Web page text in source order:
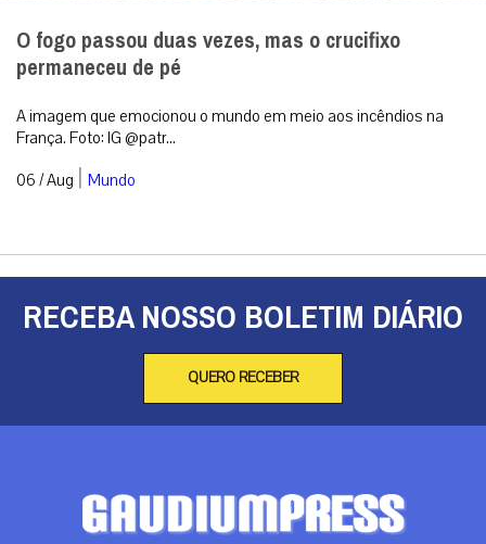
O fogo passou duas vezes, mas o crucifixo
permaneceu de pé
A imagem que emocionou o mundo em meio aos incêndios na
França. Foto: IG @patr...
06 / Aug | Mundo
RECEBA NOSSO BOLETIM DIÁRIO
QUERO RECEBER